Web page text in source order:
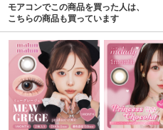
モアコンでこの商品を買った人は、
こちらの商品も買っています